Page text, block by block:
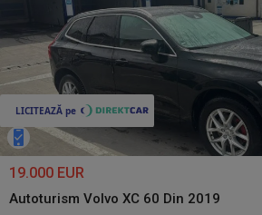
19.000 EUR
Autoturism Volvo XC 60 Din 2019